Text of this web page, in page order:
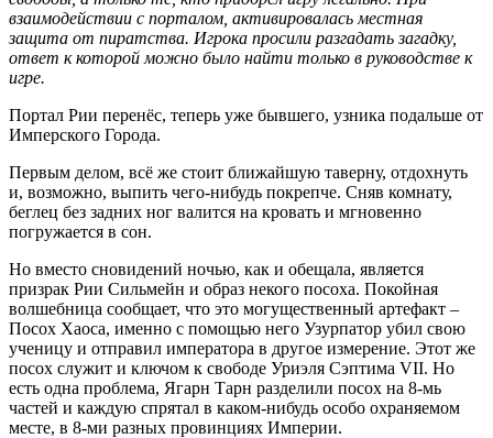
взаимодействии с порталом, активировалась местная
защита от пиратства. Игрока просили разгадать загадку,
ответ к которой можно было найти только в руководстве к
игре.
Портал Рии перенёс, теперь уже бывшего, узника подальше от
Имперского Города.
Первым делом, всё же стоит ближайшую таверну, отдохнуть
и, возможно, выпить чего-нибудь покрепче. Сняв комнату,
беглец без задних ног валится на кровать и мгновенно
погружается в сон.
Но вместо сновидений ночью, как и обещала, является
призрак Рии Сильмейн и образ некого посоха. Покойная
волшебница сообщает, что это могущественный артефакт –
Посох Хаоса, именно с помощью него Узурпатор убил свою
ученицу и отправил императора в другое измерение. Этот же
посох служит и ключом к свободе Уриэля Сэптима VII. Но
есть одна проблема, Ягарн Тарн разделили посох на 8-мь
частей и каждую спрятал в каком-нибудь особо охраняемом
месте, в 8-ми разных провинциях Империи.